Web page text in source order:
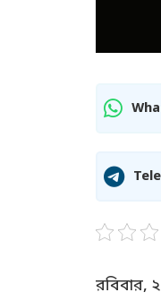
রবিবার,